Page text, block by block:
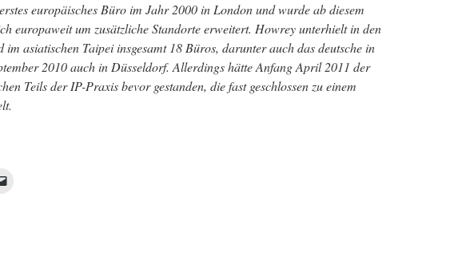
europäisches Büro im Jahr 2000 in London und wurde ab diesem
europaweit um zusätzliche Standorte erweitert. Howrey unterhielt in den
im asiatischen Taipei insgesamt 18 Büros, darunter auch das deutsche in
2010 auch in Düsseldorf. Allerdings hätte Anfang April 2011 der
Teils der IP-Praxis bevor gestanden, die fast geschlossen zu einem